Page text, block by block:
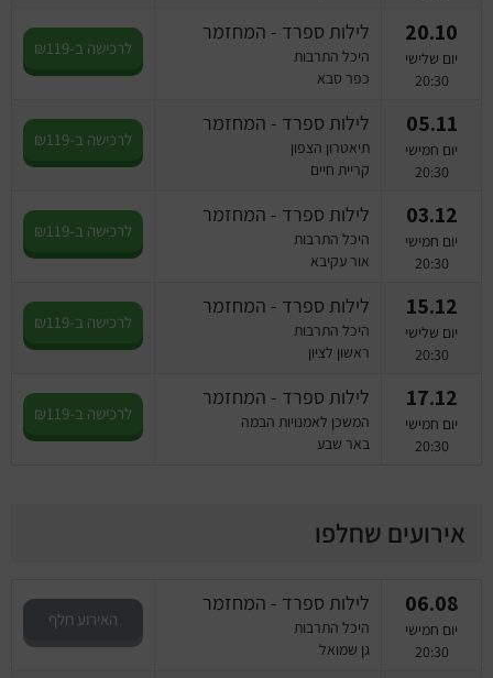
20.10
יום שלישי
20:30
לילות ספרד - המחזמר
היכל התרבות
כפר סבא
לרכישה ב-₪119
05.11
יום חמישי
20:30
לילות ספרד - המחזמר
תיאטרון הצפון
קריית חיים
לרכישה ב-₪119
03.12
יום חמישי
20:30
לילות ספרד - המחזמר
היכל התרבות
אור עקיבא
לרכישה ב-₪119
15.12
יום שלישי
20:30
לילות ספרד - המחזמר
היכל התרבות
ראשון לציון
לרכישה ב-₪119
17.12
יום חמישי
20:30
לילות ספרד - המחזמר
המשכן לאמנויות הבמה
באר שבע
לרכישה ב-₪119
אירועים שחלפו
06.08
יום חמישי
20:30
לילות ספרד - המחזמר
היכל התרבות
גן שמואל
האירוע חלף